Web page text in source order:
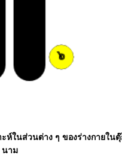
ห์ในส่วนต่าง ๆ ของร่างกายใน
นาม